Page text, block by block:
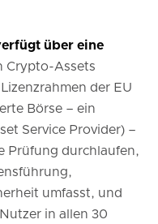
über eine
Crypto-Assets
der EU
Börse – ein
Service Provider) –
Prüfung durchlaufen,
umfasst, und
in allen 30